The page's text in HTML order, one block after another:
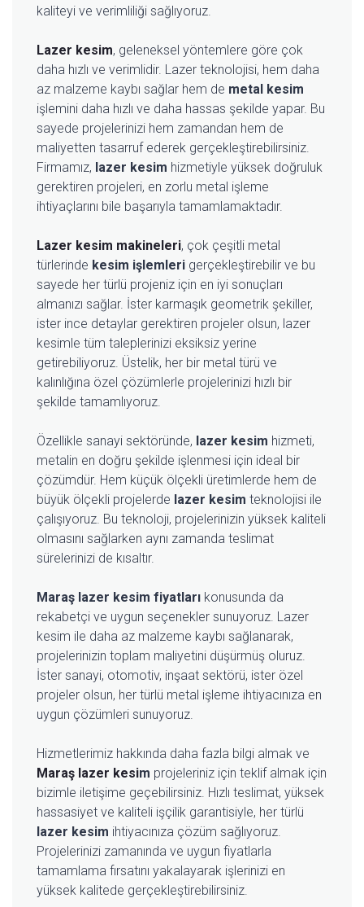
kaliteyi ve verimliliği sağlıyoruz.
Lazer kesim, geleneksel yöntemlere göre çok
daha hızlı ve verimlidir. Lazer teknolojisi, hem daha
az malzeme kaybı sağlar hem de metal kesim
işlemini daha hızlı ve daha hassas şekilde yapar. Bu
sayede projelerinizi hem zamandan hem de
maliyetten tasarruf ederek gerçekleştirebilirsiniz.
Firmamız, lazer kesim hizmetiyle yüksek doğruluk
gerektiren projeleri, en zorlu metal işleme
ihtiyaçlarını bile başarıyla tamamlamaktadır.
Lazer kesim makineleri, çok çeşitli metal
türlerinde kesim işlemleri gerçekleştirebilir ve bu
sayede her türlü projeniz için en iyi sonuçları
almanızı sağlar. İster karmaşık geometrik şekiller,
ister ince detaylar gerektiren projeler olsun, lazer
kesimle tüm taleplerinizi eksiksiz yerine
getirebiliyoruz. Üstelik, her bir metal türü ve
kalınlığına özel çözümlerle projelerinizi hızlı bir
şekilde tamamlıyoruz.
Özellikle sanayi sektöründe, lazer kesim hizmeti,
metalin en doğru şekilde işlenmesi için ideal bir
çözümdür. Hem küçük ölçekli üretimlerde hem de
büyük ölçekli projelerde lazer kesim teknolojisi ile
çalışıyoruz. Bu teknoloji, projelerinizin yüksek kaliteli
olmasını sağlarken aynı zamanda teslimat
sürelerinizi de kısaltır.
Maraş lazer kesim fiyatları konusunda da
rekabetçi ve uygun seçenekler sunuyoruz. Lazer
kesim ile daha az malzeme kaybı sağlanarak,
projelerinizin toplam maliyetini düşürmüş oluruz.
İster sanayi, otomotiv, inşaat sektörü, ister özel
projeler olsun, her türlü metal işleme ihtiyacınıza en
uygun çözümleri sunuyoruz.
Hizmetlerimiz hakkında daha fazla bilgi almak ve
Maraş lazer kesim projeleriniz için teklif almak için
bizimle iletişime geçebilirsiniz. Hızlı teslimat, yüksek
hassasiyet ve kaliteli işçilik garantisiyle, her türlü
lazer kesim ihtiyacınıza çözüm sağlıyoruz.
Projelerinizi zamanında ve uygun fiyatlarla
tamamlama fırsatını yakalayarak işlerinizi en
yüksek kalitede gerçekleştirebilirsiniz.